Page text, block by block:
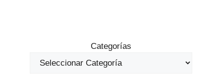
Categorías